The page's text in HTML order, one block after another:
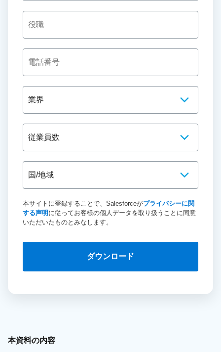
本サイトに登録することで、Salesforceがプライバシーに関
する声明 に従ってお客様の個人データを取り扱うことに同意
いただいたものとみなします。
ダウンロード
本資料の内容